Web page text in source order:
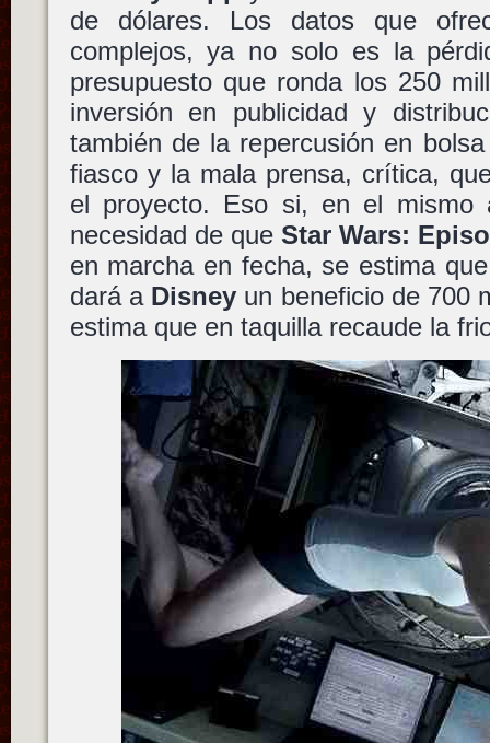
de dólares. Los datos que
complejos, ya no solo es la
presupuesto que ronda los 250
inversión en publicidad y
también de la repercusión en
fiasco y la mala prensa, crítica,
el proyecto. Eso si, en el mismo
necesidad de que Star Wars:
en marcha en fecha, se estima
dará a Disney un beneficio de 700
estima que en taquilla recaude la